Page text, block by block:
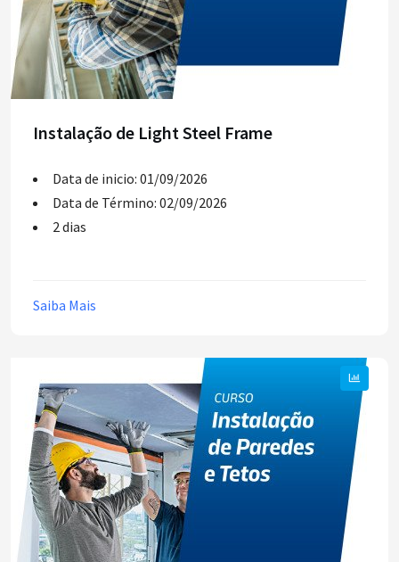
Instalação de Light Steel Frame
Data de inicio: 01/09/2026
Data de Término: 02/09/2026
2 dias
Saiba Mais